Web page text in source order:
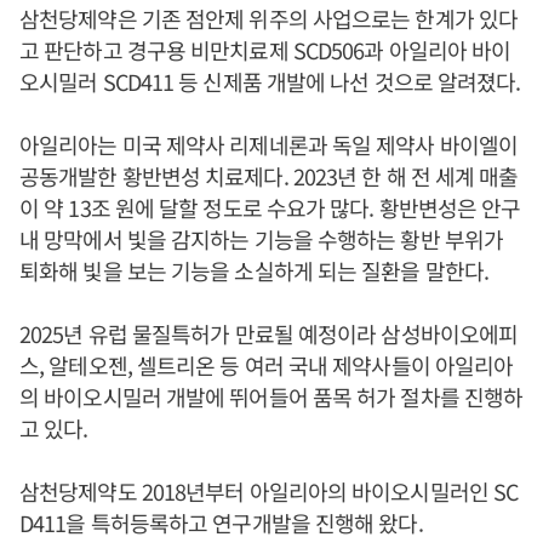
삼천당제약은 기존 점안제 위주의 사업으로는 한계가 있다
고 판단하고 경구용 비만치료제 SCD506과 아일리아 바이
오시밀러 SCD411 등 신제품 개발에 나선 것으로 알려졌다.
아일리아는 미국 제약사 리제네론과 독일 제약사 바이엘이
공동개발한 황반변성 치료제다. 2023년 한 해 전 세계 매출
이 약 13조 원에 달할 정도로 수요가 많다. 황반변성은 안구
내 망막에서 빛을 감지하는 기능을 수행하는 황반 부위가
퇴화해 빛을 보는 기능을 소실하게 되는 질환을 말한다.
2025년 유럽 물질특허가 만료될 예정이라 삼성바이오에피
스, 알테오젠, 셀트리온 등 여러 국내 제약사들이 아일리아
의 바이오시밀러 개발에 뛰어들어 품목 허가 절차를 진행하
고 있다.
삼천당제약도 2018년부터 아일리아의 바이오시밀러인 SC
D411을 특허등록하고 연구개발을 진행해 왔다.